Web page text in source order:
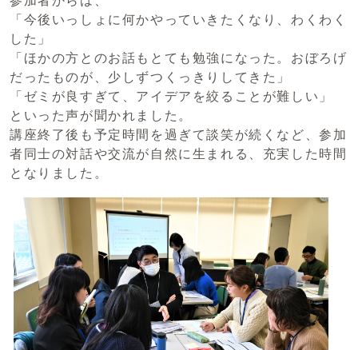
「今後いっしょに何かやっていきたくなり、わくわく
した」
「ほかの方とのお話もとても勉強になった。おぼろげ
だったものが、少しずつくっきりしてきた」
「ゼミが良すぎて、アイデアを絞ることが難しい」
といった声が聞かれました。
講座終了後も予定時間を過ぎて談笑が続くなど、参加
者同士の対話や交流が自然に生まれる、充実した時間
となりました。